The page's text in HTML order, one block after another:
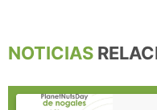
NOTICIAS